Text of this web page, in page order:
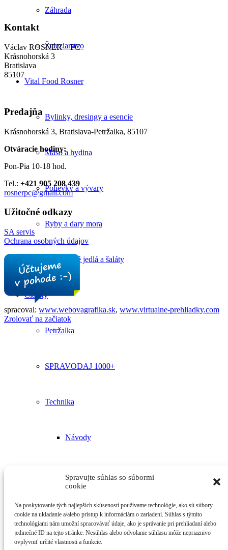
Spravujte súhlas so súbormi
cookie
Na poskytovanie tých najlepších skúseností používame technológie, ako sú súbory
cookie na ukladanie a/alebo prístup k informáciám o zariadení. Súhlas s týmito
technológiami nám umožní spracovávať údaje, ako je správanie pri prehliadaní alebo
jedinečné ID na tejto stránke. Nesúhlas alebo odvolanie súhlasu môže nepriaznivo
ovplyvniť určité vlastnosti a funkcie.
Záhrada
Železiarstvo
Vital Food Rosner
Bylinky, dresingy a esencie
Mäso a hydina
Polievky a vývary
Ryby a dary mora
Zeleninové jedlá a šaláty
Články
Petržalka
SPRAVODAJ 1000+
Technika
Návody
Poradenstvo
Kontakt
Vyhľadávanie
Kontakt
Václav ROSNER – PC
Krásnohorská 3
Bratislava
85107
Predajňa
Krásnohorská 3, Bratislava-Petržalka, 85107
Otváracie hodiny:
Pon-Pia 10-18 hod.
Tel.: +421 905 208 439
rosnerpc@gmail.com
Užitočné odkazy
SA servis
Ochrana osobných údajov
spracoval: www.webovagrafika.sk, www.virtualne-prehliadky.com
Zrolovať na začiatok